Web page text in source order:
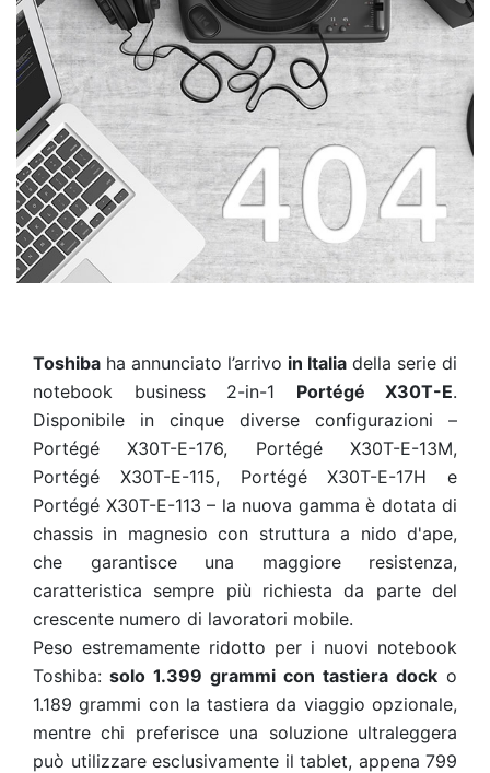
Toshiba haannunciato l’arrivo in Italia della serie di
notebook business 2-in-1
Portégé X30T-E.
Disponibile in cinque diverse configurazioni –
Portégé X30T-E-176, Portégé X30T-E-13M,
Portégé X30T-E-115, Portégé X30T-E-17H e
Portégé X30T-E-113 – la nuova gamma è dotata di
chassis in magnesio con struttura a nido d'ape,
che garantisce una maggiore resistenza,
caratteristica sempre più richiesta da parte del
crescente numero di lavoratori mobile.
Peso estremamente ridotto per i nuovi notebook
Toshiba: solo 1.399 grammi con tastiera dock o
1.189 grammi con la tastiera da viaggio opzionale,
mentre chi preferisce una soluzione ultraleggera
può utilizzare esclusivamente il tablet, appena 799